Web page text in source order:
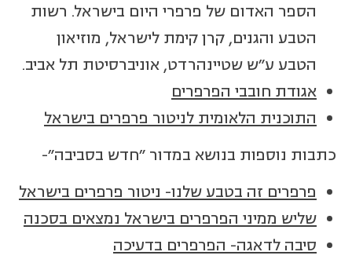
הספר האדום של פרפרי היום בישראל. רשות
הטבע והגנים, קרן קימת לישראל, מוזיאון
הטבע ע"ש שטיינהרדט, אוניברסיטת תל אביב.
אגודת חובבי הפרפרים
התוכנית הלאומית לניטור פרפרים בישראל
כתבות נוספות בנושא במדור "חדש בסביבה"-
פרפרים זה בטבע שלנו- ניטור פרפרים בישראל
שליש ממיני הפרפרים בישראל נמצאים בסכנה
סיבה לדאגה- הפרפרים בדעיכה